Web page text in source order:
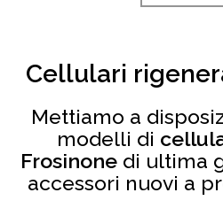
Cellulari
Mettiamo a
modelli di
Frosinonedi ultima
accessori nuovi a